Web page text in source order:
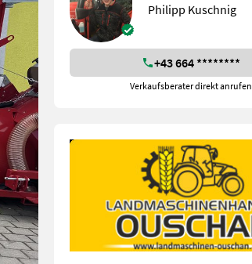
Philipp Kuschnig
+43 664 ********
Verkaufsberater direkt anrufen